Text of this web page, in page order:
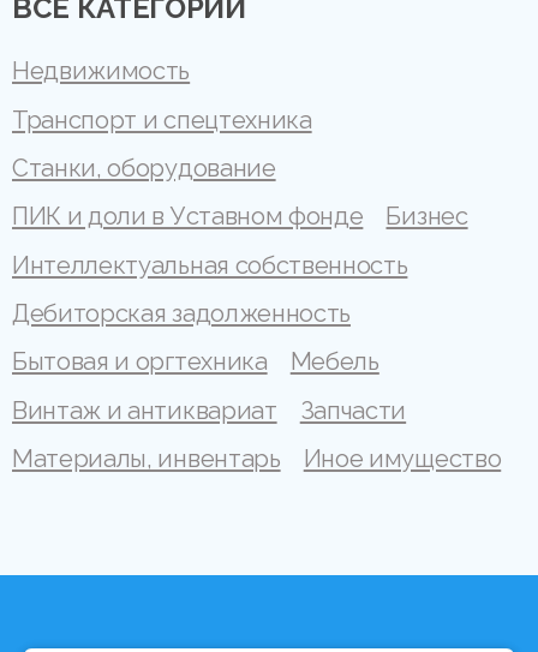
ВСЕ КАТЕГОРИИ
Недвижимость
Транспорт и спецтехника
Станки, оборудование
ПИК и доли в Уставном фонде
Бизнес
Интеллектуальная собственность
Дебиторская задолженность
Бытовая и оргтехника
Мебель
Винтаж и антиквариат
Запчасти
Материалы, инвентарь
Иное имущество